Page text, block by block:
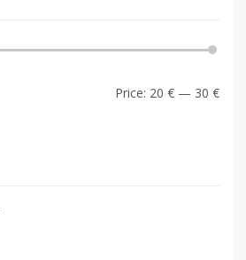
Min
Max
Price: 20 € — 30 €